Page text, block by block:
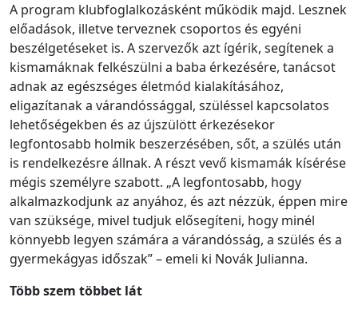
A program klubfoglalkozásként működik majd. Lesznek
előadások, illetve terveznek csoportos és egyéni
beszélgetéseket is. A szervezők azt ígérik, segítenek a
kismamáknak felkészülni a baba érkezésére, tanácsot
adnak az egészséges életmód kialakításához,
eligazítanak a várandóssággal, szüléssel kapcsolatos
lehetőségekben és az újszülött érkezésekor
legfontosabb holmik beszerzésében, sőt, a szülés után
is rendelkezésre állnak. A részt vevő kismamák kísérése
mégis személyre szabott. „A legfontosabb, hogy
alkalmazkodjunk az anyához, és azt nézzük, éppen mire
van szüksége, mivel tudjuk elősegíteni, hogy minél
könnyebb legyen számára a várandósság, a szülés és a
gyermekágyas időszak” – emeli ki Novák Julianna.
Több szem többet lát